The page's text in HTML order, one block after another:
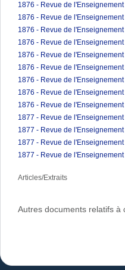
1876 - Revue de
1876 - Revue de
1876 - Revue de
1876 - Revue de
1876 - Revue de
1876 - Revue de
1876 - Revue de
1876 - Revue de
1876 - Revue de
1877 - Revue de
1877 - Revue de
1877 - Revue de
1877 - Revue de
Articles/Extraits
Autres documents relatifs